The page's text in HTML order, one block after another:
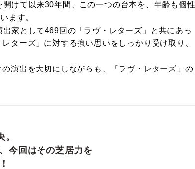
けて以来30年間、この一つの台本を、年齢も個性
ます。
家として469回の「ラヴ・レターズ」と共にあっ
ターズ」に対する強い思いをしっかり受け取り、
演出を大切にしながらも、「ラヴ・レターズ」の
今回はその芝居力を